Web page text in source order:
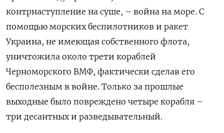
контрнаступление на суше, – война на море. С
помощью морских беспилотников и ракет
Украина, не имеющая собственного флота,
уничтожила около трети кораблей
Черноморского ВМФ, фактически сделав его
бесполезным в войне. Только за прошлые
выходные было повреждено четыре корабля –
три десантных и разведывательный.